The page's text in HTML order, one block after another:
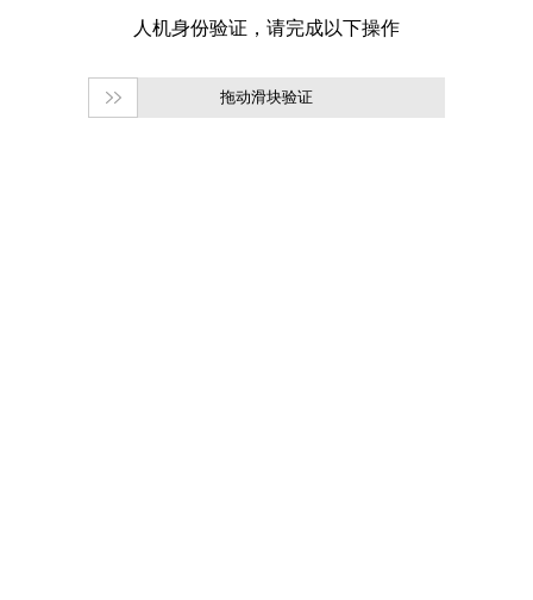
拖动滑块验证